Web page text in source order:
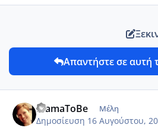
Απαντήστε σε αυτή
MamaToBe Μέλη
Δημοσίευση 16 Αυγούστου,